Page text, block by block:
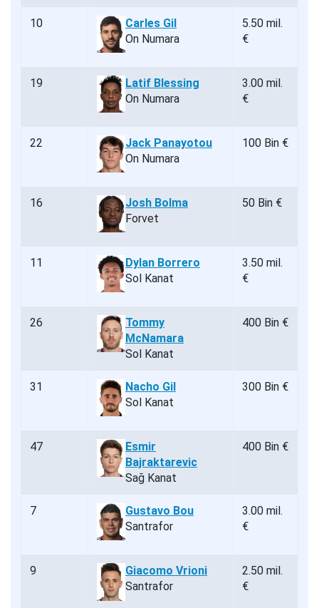
10
Carles Gil
On Numara
5.50 mil.
€
19
Latif Blessing
On Numara
3.00 mil.
€
22
Jack Panayotou
On Numara
100 Bin €
16
Josh Bolma
Forvet
50 Bin €
11
Dylan Borrero
Sol Kanat
3.50 mil.
€
26
Tommy
McNamara
Sol Kanat
400 Bin €
31
Nacho Gil
Sol Kanat
300 Bin €
47
Esmir
Bajraktarevic
Sağ Kanat
400 Bin €
7
Gustavo Bou
Santrafor
3.00 mil.
€
9
Giacomo Vrioni
Santrafor
2.50 mil.
€